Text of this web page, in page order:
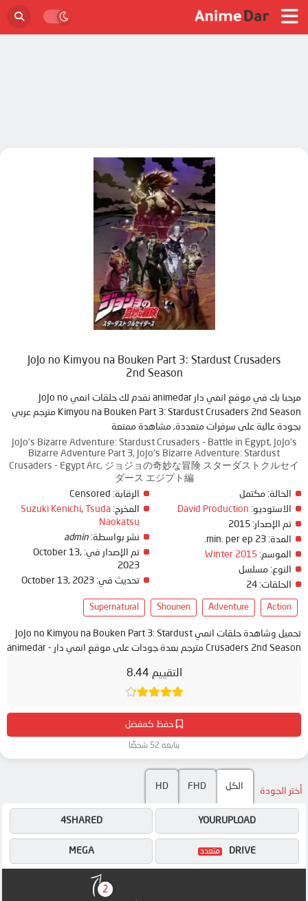
التقييم 8.44
حفظ كمفضل
يتابعه 52 شخصًا
JoJo no Kimyou na Bouken Part 3: Stardust Crusaders
2nd Season
مرحبا بك في موقع انمي دار animedar نقدم لك حلقات انمي JoJo no
Kimyou na Bouken Part 3: Stardust Crusaders 2nd Season مترجم عربي
بجودة عالية على سرفرات متعددة, مشاهدة ممتعة
JoJo's Bizarre Adventure: Stardust Crusaders - Battle in Egypt, JoJo's
Bizarre Adventure Part 3, JoJo's Bizarre Adventure: Stardust
Crusaders - Egypt Arc, ジョジョの奇妙な冒険 スターダストクルセイ
ダース エジプト編
الحالة: مكتمل
الاستوديو: David Production
تم الإصدار:
المدة:
الموسم: Winter 2015
النوع: مسلسل
الحلقات:
الرقابة:
المخرج:
Suzuki Kenichi,
Tsuda
Naokatsu
نشر بواسطة: admin
تم الإصدار في: October 13,
2023
تحديث في: October 13, 2023
Action
Adventure
Shounen
Supernatural
تحميل وشاهدة حلقات انمي JoJo no Kimyou na Bouken Part 3: Stardust
Crusaders 2nd Season مترجم بعدة جودات على موقع انمي دار - animedar
أختر الجودة الكل FHD
HD
YOURUPLOAD
MEGA DRIVE
4SHARED